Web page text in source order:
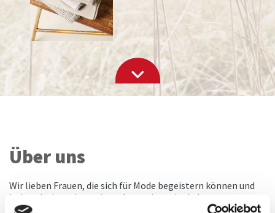
Über uns
Wir lieben Frauen, die sich für Mode begeistern können und
holen sie dort ab wo sie stehen: mitten im Leben.